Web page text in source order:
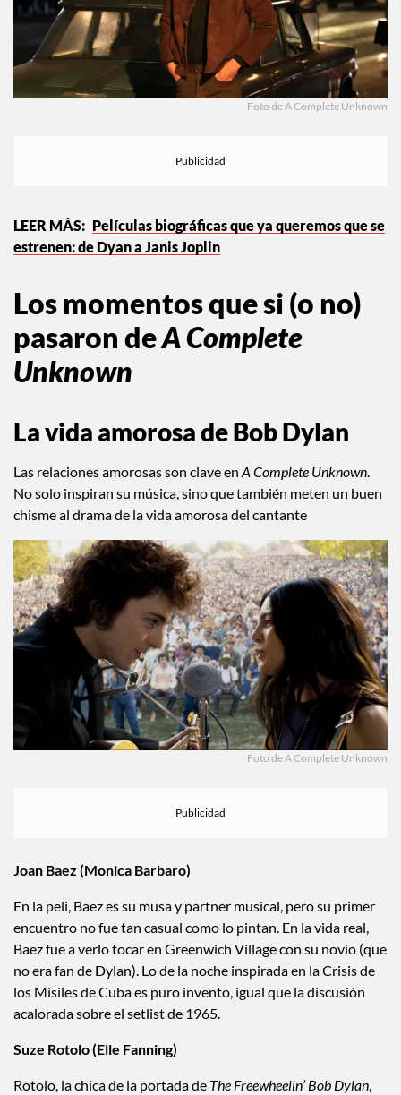
Foto de A Complete Unknown
Películas biográficas que ya queremos que se
estrenen: de Dyan a Janis Joplin
Los momentos que si (o no)
pasaron deA Complete
Unknown
La vida amorosa de Bob Dylan
Las relaciones amorosas son clave en A Complete Unknown.
No solo inspiran su música, sino que también meten un buen
chisme al drama de la vida amorosa del cantante
Foto de A Complete Unknown
Joan Baez (Monica Barbaro)
En la peli, Baez es su musa y partner musical, pero su primer
encuentro no fue tan casual como lo pintan. En la vida real,
Baez fue a verlo tocar en Greenwich Village con su novio (que
no era fan de Dylan). Lo de la noche inspirada en la Crisis de
los Misiles de Cuba es puro invento, igual que la discusión
acalorada sobre el setlist de 1965.
Suze Rotolo (Elle Fanning)
Rotolo, la chica de la portada de The Freewheelin’ Bob Dylan,